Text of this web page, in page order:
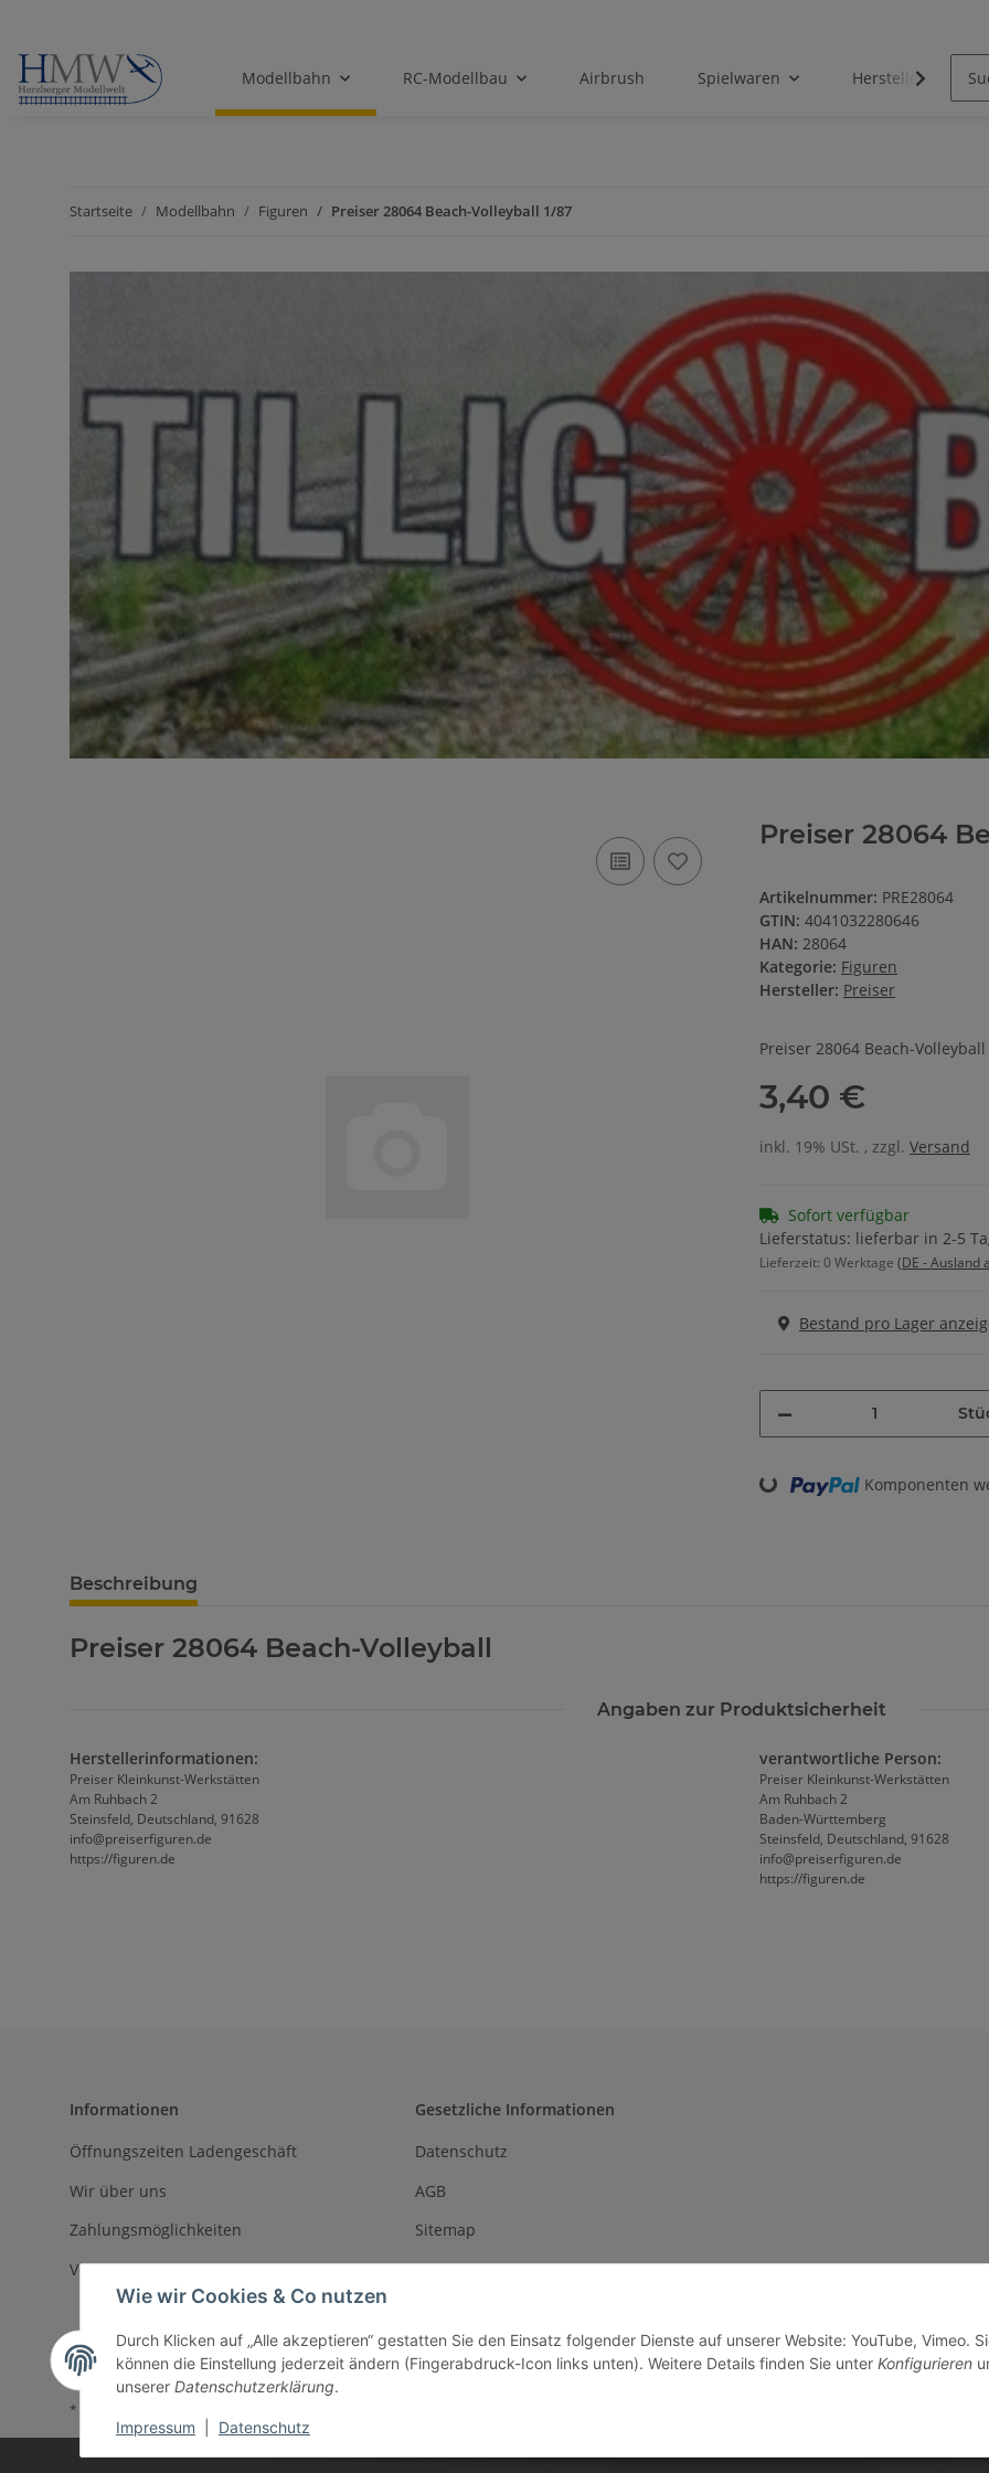
Modellbahn RC-Modellbau Airbrush Spielwaren Hersteller
Startseite Modellbahn Figuren Preiser 28064 Beach-Volleyball 1/87
Preiser 28064
Artikelnummer: PRE28064
GTIN: 4041032280646
HAN: 28064
Kategorie: Figuren
Hersteller: Preiser
Preiser 28064 Beach-
3,40 €
inkl. 19% USt. , zzgl. Versand
Sofort verfügbar
Lieferstatus: lieferbar in 2-5
Lieferzeit: 0 Werktage (DE - Ausland
Bestand pro Lager
Loading... Komponenten
Beschreibung
Preiser 28064 Beach-Volleyball
Angaben zur Produktsicherheit
Herstellerinformationen:
Preiser Kleinkunst-Werkstätten
Am Ruhbach 2
Steinsfeld, Deutschland, 91628
info@preiserfiguren.de
https://figuren.de
verantwortliche Person:
Preiser Kleinkunst-Werkstätten
Am Ruhbach 2
Baden-Württemberg
Steinsfeld, Deutschland, 91628
info@preiserfiguren.de
https://figuren.de
Informationen
Öffnungszeiten Ladengeschäft
Wir über uns
Zahlungsmöglichkeiten
Versandinformationen
Gesetzliche Informationen
Datenschutz
AGB
Sitemap
Impressum
Widerrufsrecht
* Alle Preise inkl. gesetzlicher USt., zzgl.
Wie wir Cookies & Co nutzen
Durch Klicken auf „Alle akzeptieren“ gestatten Sie den Einsatz folgender Dienste auf unserer Website: YouTube, Vimeo.
können die Einstellung jederzeit ändern (Fingerabdruck-Icon links unten). Weitere Details finden Sie unter Konfigurieren
unserer Datenschutzerklärung.
Impressum Datenschutz